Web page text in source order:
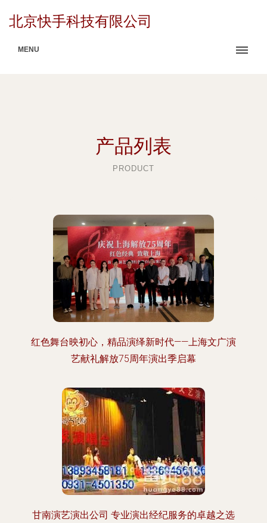
北京快手科技有限公司
MENU
产品列表
PRODUCT
红色舞台映初心，精品演绎新时代——上海文广演
艺献礼解放75周年演出季启幕
甘南演艺演出公司 专业演出经纪服务的卓越之选